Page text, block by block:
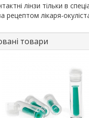
лінзи тільки в
рецептом лікаря-
товари